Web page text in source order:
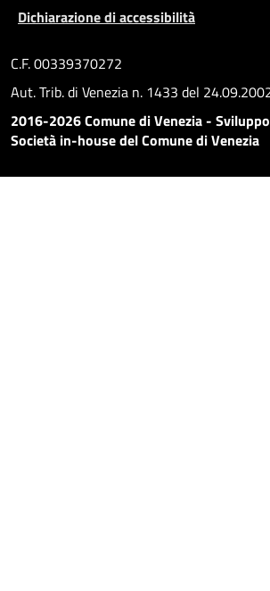
Dichiarazione di accessibilità
C.F. 00339370272
Aut. Trib. di Venezia n. 1433 del
2016-2026 Comune di Venezia -
Società in-house del Comune di Venezia